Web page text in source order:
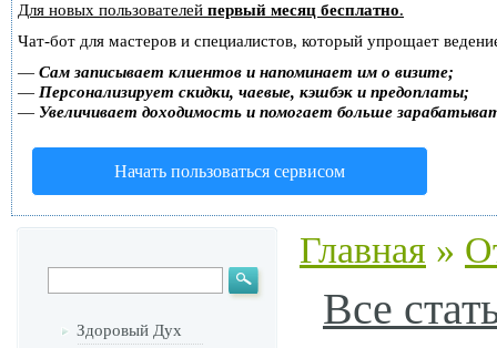
Для новых пользователей первый месяц бесплатно.
Чат-бот для мастеров и специалистов, который упрощает
— Сам записывает клиентов и напоминает им о визите;
— Персонализирует скидки, чаевые, кэшбэк и предоплаты;
— Увеличивает доходимость и помогает больше
Начать пользоваться сервисом
Здоровый Дух
Главная »
Все